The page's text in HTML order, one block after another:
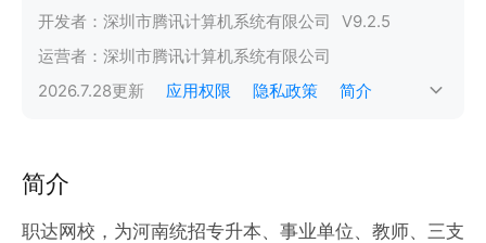
开发者： 深圳市腾讯计算机系统有限公司 V9.2.5
运营者： 深圳市腾讯计算机系统有限公司
2026.7.28更新 应用权限 隐私政策 简介
简介
职达网校，为河南统招专升本、事业单位、教师、三支